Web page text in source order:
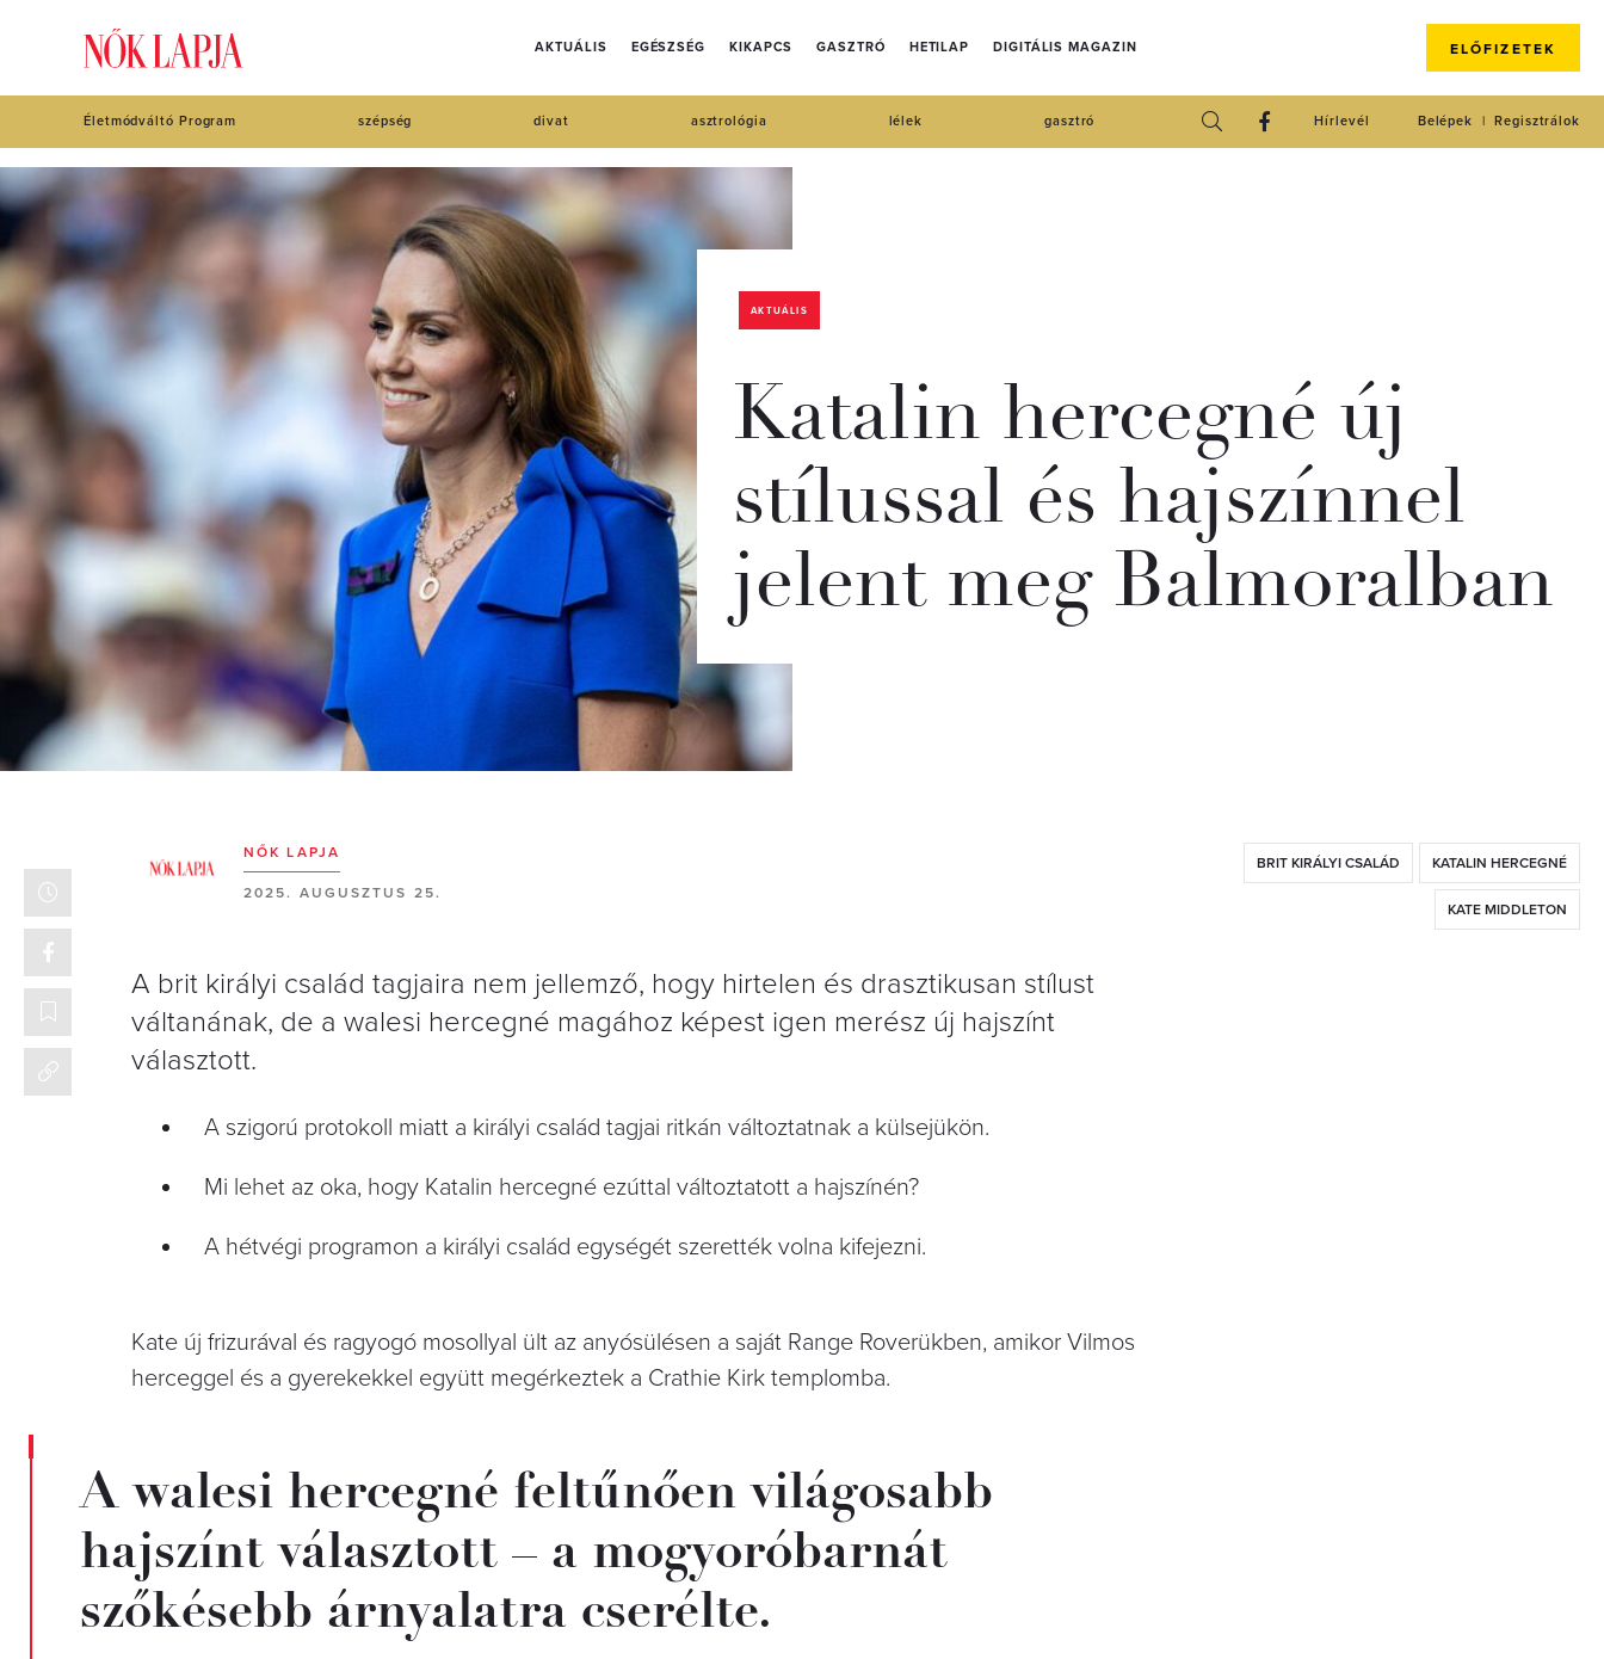
AKTUÁLIS EGÉSZSÉG KIKAPCS GASZTRÓ HETILAP DIGITÁLIS MAGAZIN ELŐFIZETEK
Életmódváltó Program szépség divat asztrológia lélek gasztró Regisztrálok
Belépek
Hírlevél
AKTUÁLIS
Katalin hercegné új
stílussal és hajszínnel
jelent meg Balmoralban
NŐK LAPJA
2025. AUGUSZTUS 25.
BRIT KIRÁLYI CSALÁD KATALIN HERCEGNÉ
KATE MIDDLETON
A brit királyi család tagjaira nem jellemző, hogy hirtelen és drasztikusan stílust
váltanának, de a walesi hercegné magához képest igen merész új hajszínt
választott.
A szigorú protokoll miatt a királyi család tagjai ritkán változtatnak a külsejükön.
Mi lehet az oka, hogy Katalin hercegné ezúttal változtatott a hajszínén?
A hétvégi programon a királyi család egységét szerették volna kifejezni.
Kate új frizurával és ragyogó mosollyal ült az anyósülésen a saját Range Roverükben, amikor Vilmos
herceggel és a gyerekekkel együtt megérkeztek a Crathie Kirk templomba.
A walesi hercegné feltűnően világosabb
hajszínt választott – a mogyoróbarnát
szőkésebb árnyalatra cserélte.